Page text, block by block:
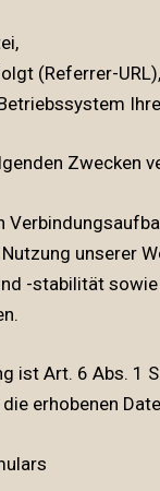
(Referrer-URL),
Zwecken
unserer
-stabilität sowie
ist Art. 6 Abs.
erhobenen